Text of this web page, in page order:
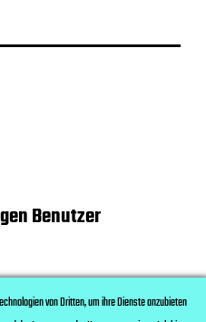
Benutzer
von Dritten, um ihre Dienste anzubieten